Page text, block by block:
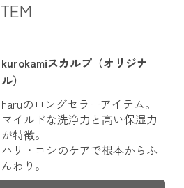
kurokamiスカルプ（オリジナ
ル）
haruのロングセラーアイテム。
マイルドな洗浄力と高い保湿力
が特徴。
ハリ・コシのケアで根本からふ
んわり。